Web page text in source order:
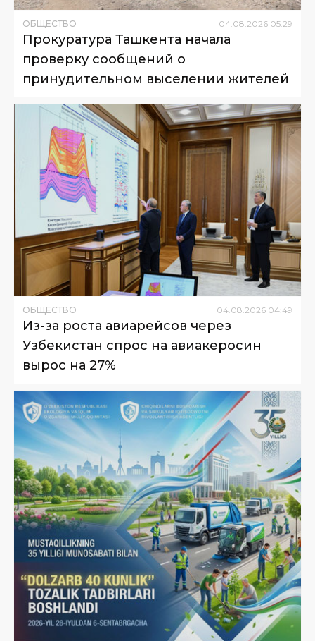
ОБЩЕСТВО 04 08 2026 05:29
Прокуратура Ташкента начала
проверку сообщений о
принудительном выселении жителей
ОБЩЕСТВО 04.08.2026 04:49
Из-за роста авиарейсов через
Узбекистан спрос на авиакеросин
вырос на 27%